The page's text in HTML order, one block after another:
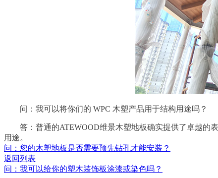
问：我可以将你们的 WPC 木塑产品用于结构用途吗？
答：普通的ATEWOOD维景木塑地板确实提供了卓越的
用途。
问：您的木塑地板是否需要预先钻孔才能安装？
返回列表
问：我可以给你的塑木装饰板涂漆或染色吗？